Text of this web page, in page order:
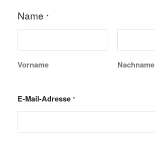
Name *
Vorname Nachname
E-Mail-Adresse *